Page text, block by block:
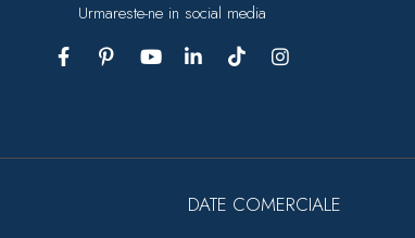
Urmareste-ne in social media
DATE COMERCIALE